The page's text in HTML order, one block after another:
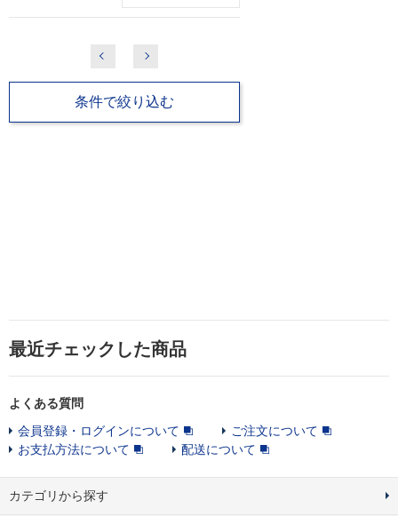
条件で絞り込む
最近チェックした商品
よくある質問
会員登録・ログインについて
ご注文について
お支払方法について
配送について
カテゴリから探す